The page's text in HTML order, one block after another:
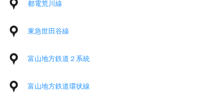
都電荒川線
東急世田谷線
富山地方鉄道２系統
富山地方鉄道環状線